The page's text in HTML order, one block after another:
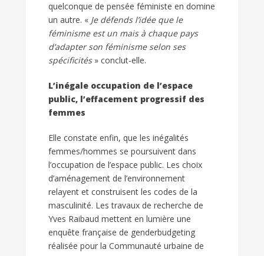
quelconque de pensée féministe en domine
un autre. « Je défends l’idée que le
féminisme est un mais à chaque pays
d’adapter son féminisme selon ses
spécificités» conclut-elle.
L’inégale occupation de l’espace
public, l’effacement progressif des
femmes
Elle constate enfin, que les inégalités
femmes/hommes se poursuivent dans
l’occupation de l’espace public. Les choix
d’aménagement de l’environnement
relayent et construisent les codes de la
masculinité. Les travaux de recherche de
Yves Raibaud mettent en lumière une
enquête française de genderbudgeting
réalisée pour la Communauté urbaine de